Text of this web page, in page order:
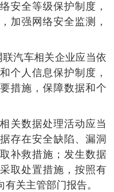
安全等级保护制度，
加强网络安全监测，
汽车相关企业应当依
个人信息保护制度，
措施，保障数据和个
关数据处理活动应当
存在安全缺陷、漏洞
补救措施；发生数据
取处置措施，按照有
关主管部门报告。